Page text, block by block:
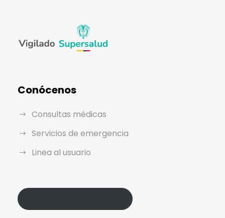
Conócenos
Consultas médicas
Servicios de emergencia
Linea al usuario